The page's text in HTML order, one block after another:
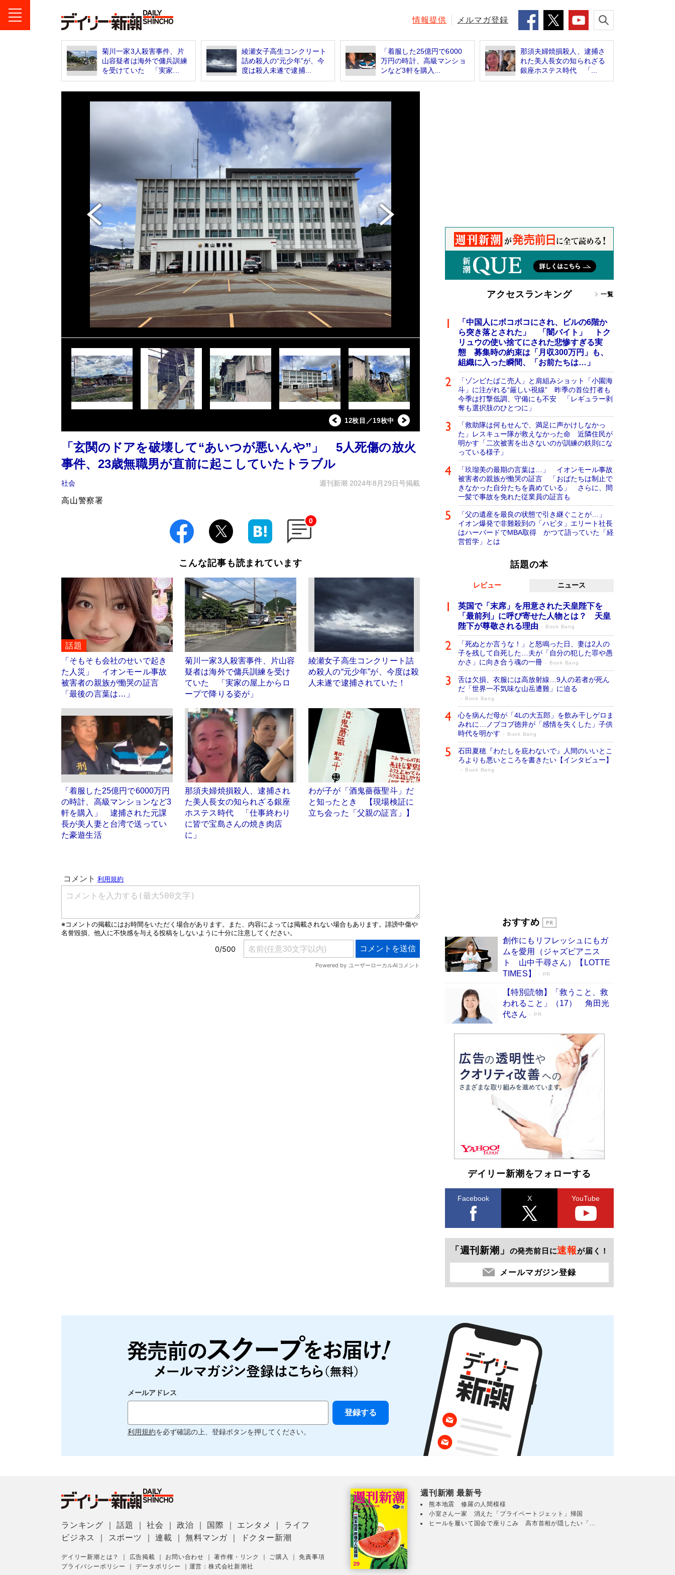
情報提供 メルマガ登録
菊川一家3人殺害事件、片
山容疑者は海外で傭兵訓練
を受けていた 「実家...
綾瀬女子高生コンクリート
詰め殺人の“元少年”が、今
度は殺人未遂で逮捕...
「着服した25億円で6000
万円の時計、高級マンショ
ンなど3軒を購入...
那須夫婦焼損殺人、逮捕さ
れた美人長女の知られざる
銀座ホステス時代 「...
12枚目／19枚中
「玄関のドアを破壊して“あいつが悪いんや”」 5人死傷の放火
事件、23歳無職男が直前に起こしていたトラブル
社会 週刊新潮 2024年8月29日号掲載
高山警察署
0
こんな記事も読まれています
話題
「そもそも会社のせいで起き
た人災」 イオンモール事故
被害者の親族が慟哭の証言
「最後の言葉は…」
菊川一家3人殺害事件、片山容
疑者は海外で傭兵訓練を受け
ていた 「実家の屋上からロ
ープで降りる姿が」
綾瀬女子高生コンクリート詰
め殺人の“元少年”が、今度は殺
人未遂で逮捕されていた！
「着服した25億円で6000万円
の時計、高級マンションなど3
軒を購入」 逮捕された元課
長が美人妻と台湾で送ってい
た豪遊生活
那須夫婦焼損殺人、逮捕され
た美人長女の知られざる銀座
ホステス時代 「仕事終わり
に皆で宝島さんの焼き肉店
に」
わが子が「酒鬼薔薇聖斗」だ
と知ったとき 【現場検証に
立ち会った「父親の証言」】
アクセスランキング 一覧
「中国人にボコボコにされ、ビルの6階か
ら突き落とされた」 「闇バイト」 トク
リュウの使い捨てにされた悲惨すぎる実
態 募集時の約束は「月収300万円」も、
組織に入った瞬間、「お前たちは…」
「ゾンビたばこ売人」と肩組みショット「小園海
斗」に注がれる“厳しい視線” 昨季の首位打者も
今季は打撃低調、守備にも不安 「レギュラー剥
奪も選択肢のひとつに」
「救助隊は何もせんで、満足に声かけしなかっ
た」レスキュー隊が救えなかった命 近隣住民が
明かす「二次被害を出さないのが訓練の鉄則にな
っている様子」
「玖瑠美の最期の言葉は…」 イオンモール事故
被害者の親族が慟哭の証言 「おばたちは制止で
きなかった自分たちを責めている」 さらに、間
一髪で事故を免れた従業員の証言も
「父の遺産を最良の状態で引き継ぐことが…」
イオン爆発で非難殺到の「ハビタ」エリート社長
はハーバードでMBA取得 かつて語っていた「経
営哲学」とは
話題の本
レビュー ニュース
英国で「末席」を用意された天皇陛下を
「最前列」に呼び寄せた人物とは？ 天皇
陛下が尊敬される理由
Book Bang
「死ぬとか言うな！」と怒鳴った日、妻は2人の
子を残して自死した…夫が「自分の犯した罪や愚
かさ」に向き合う魂の一冊
Book Bang
舌は欠損、衣服には高放射線…9人の若者が死ん
だ「世界一不気味な山岳遭難」に迫る
Book Bang
心を病んだ母が「4Lの大五郎」を飲み干しゲロま
みれに…ノブコブ徳井が「感情を失くした」子供
時代を明かす
Book Bang
石田夏穂『わたしを庇わないで』人間のいいとこ
ろよりも悪いところを書きたい【インタビュー】
Book Bang
「『火垂るの墓』は、大嘘である」原作者が抱き
続けた“自責の念”とは…「自己憐憫は描きたくな
い」監督が徹底的にこだわったこと（後編） #
戦争の記憶
Book Bang
おすすめ
創作にもリフレッシュにもガ
ムを愛用（ジャズピアニス
ト 山中千尋さん）【LOTTE
TIMES】
PR
【特別読物】「救うこと、救
われること」（17） 角田光
代さん
PR
デイリー新潮をフォローする
Facebook X YouTube
「週刊新潮」 の発売前日に速報が届く！
メールマガジン登録
メールアドレス
利用規約を必ず確認の上、登録ボタンを押してください。
ランキング ｜話題 ｜社会 ｜政治 国際 エンタメ
ライフ
ビジネス
スポーツ ｜連載 ｜無料マンガ ドクター新潮
デイリー新潮とは？ 広告掲載 お問い合わせ ｜著作権・リンク ご購入 ｜免責事項
プライバシーポリシー
｜データポリシー 運営：株式会社新潮社
週刊新潮 最新号
熊本地震 修羅の人間模様
小室さん一家 消えた「プライベートジェット」帰国
ヒールを履いて国会で座りこみ 高市首相が隠したい「...